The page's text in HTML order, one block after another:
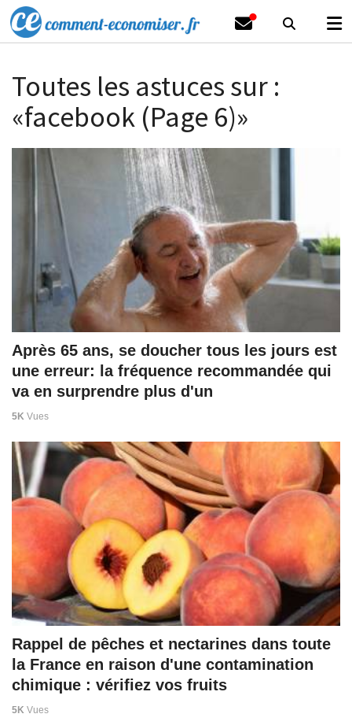
Toutes les astuces sur :
«facebook (Page 6)»
Après 65 ans, se doucher tous les jours est
une erreur: la fréquence recommandée qui
va en surprendre plus d'un
5K Vues
Rappel de pêches et nectarines dans toute
la France en raison d'une contamination
chimique : vérifiez vos fruits
5K Vues